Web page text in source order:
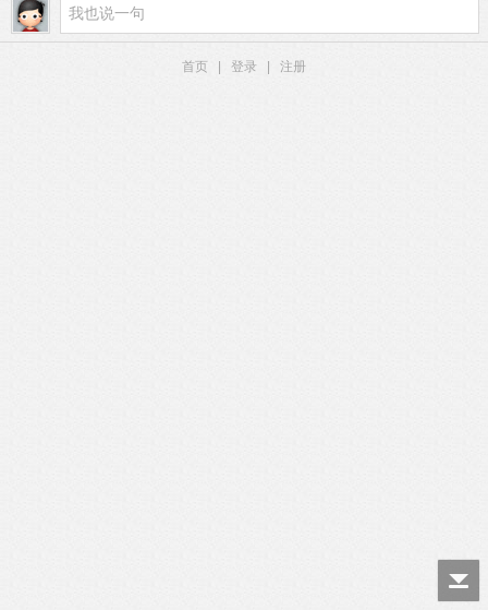
首页 登录 注册